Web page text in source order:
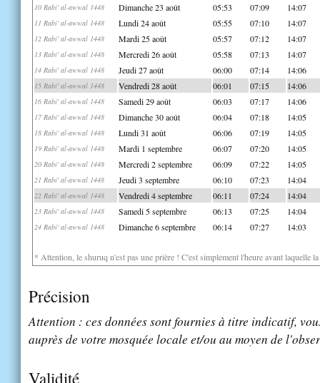
10 Rabi' al-awwal 1448 Dimanche 23 août 05:53 07:09 14:07
11 Rabi' al-awwal 1448 Lundi 24 août 05:55 07:10 14:07
12 Rabi' al-awwal 1448 Mardi 25 août 05:57 07:12 14:07
13 Rabi' al-awwal 1448 Mercredi 26 août 05:58 07:13 14:07
14 Rabi' al-awwal 1448 Jeudi 27 août 06:00 07:14 14:06
15 Rabi' al-awwal 1448 Vendredi 28 août 06:01 07:15 14:06
16 Rabi' al-awwal 1448 Samedi 29 août 06:03 07:17 14:06
17 Rabi' al-awwal 1448 Dimanche 30 août 06:04 07:18 14:05
18 Rabi' al-awwal 1448 Lundi 31 août 06:06 07:19 14:05
19 Rabi' al-awwal 1448 Mardi 1 septembre 06:07 07:20 14:05
20 Rabi' al-awwal 1448 Mercredi 2 septembre 06:09 07:22 14:05
21 Rabi' al-awwal 1448 Jeudi 3 septembre 06:10 07:23 14:04
22 Rabi' al-awwal 1448 Vendredi 4 septembre 06:11 07:24 14:04
23 Rabi' al-awwal 1448 Samedi 5 septembre 06:13 07:25 14:04
24 Rabi' al-awwal 1448 Dimanche 6 septembre 06:14 07:27 14:03
* Attention, le shuruq n'est pas une prière ! C'est simplement l'heure avant laquelle
Précision
Attention : ces données sont fournies à titre indicatif,
auprès de votre mosquée locale et/ou au moyen de
Validité